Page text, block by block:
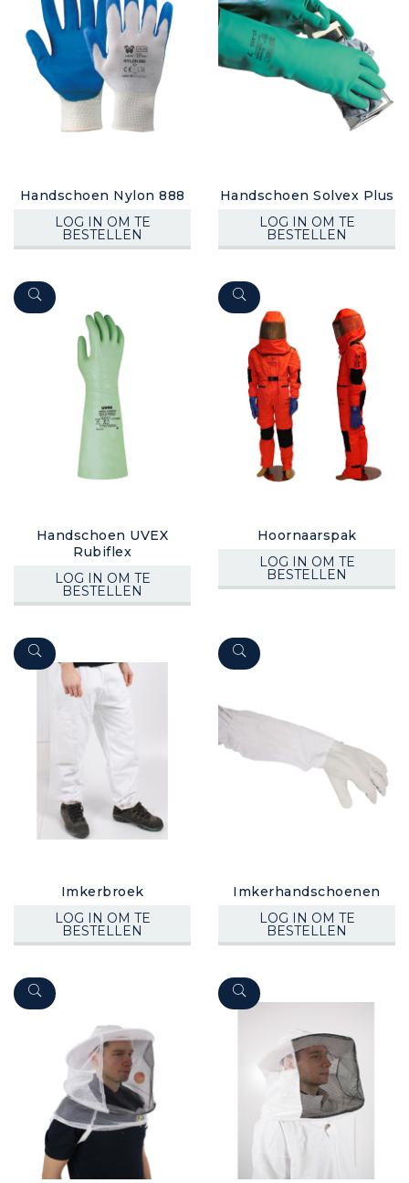
Handschoen Nylon 888
LOG IN OM TE
BESTELLEN
Handschoen Solvex Plus
LOG IN OM TE
BESTELLEN
Handschoen UVEX
Rubiflex
LOG IN OM TE
BESTELLEN
Hoornaarspak
LOG IN OM TE
BESTELLEN
Imkerbroek
LOG IN OM TE
BESTELLEN
Imkerhandschoenen
LOG IN OM TE
BESTELLEN